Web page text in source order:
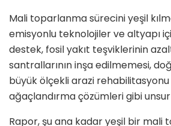
Mali toparlanma sürecini yeşil
emisyonlu teknolojiler ve altyapı
destek, fosil yakıt teşviklerinin
santrallarının inşa edilmemesi,
büyük ölçekli arazi
ağaçlandırma çözümleri gibi
Rapor, şu ana kadar yeşil bir mali